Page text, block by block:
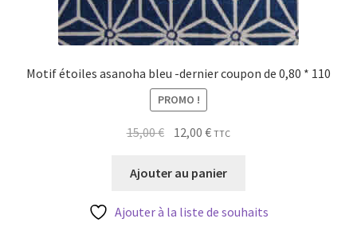
Motif étoiles asanoha bleu -dernier coupon de 0,80 * 110
PROMO !
15,00€ Le
initial
15,00 €.
12,00€Le
actuel
12,00 €.
TTC
Ajouter au panier
Ajouter à la liste de souhaits